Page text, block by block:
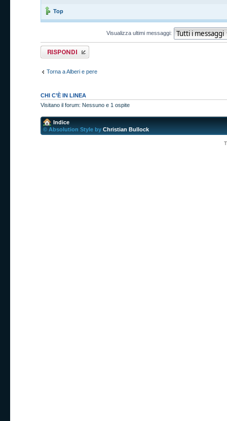
Top
Visualizza ultimi messaggi:
Rispondi al
messaggio
Torna a Alberi e pere
CHI C’È IN LINEA
Visitano il forum: Nessuno e 1 ospite
Indice
© Absolution Style by Christian Bullock